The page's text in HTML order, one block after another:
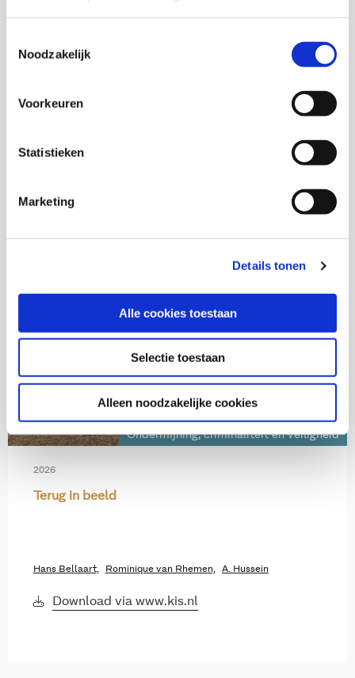
Noodzakelijk
Voorkeuren
Statistieken
Marketing
Details tonen
Alle cookies toestaan
Selectie toestaan
Alleen noodzakelijke cookies
Handreiking: Adviesorgaan Diversiteit, Inclusie
Hans Bellaart,
Ondermijning, criminaliteit en veiligheid
2026
Terug in beeld
Hans Bellaart, Rominique van Rhemen, A. Hussein
Download via www.kis.nl